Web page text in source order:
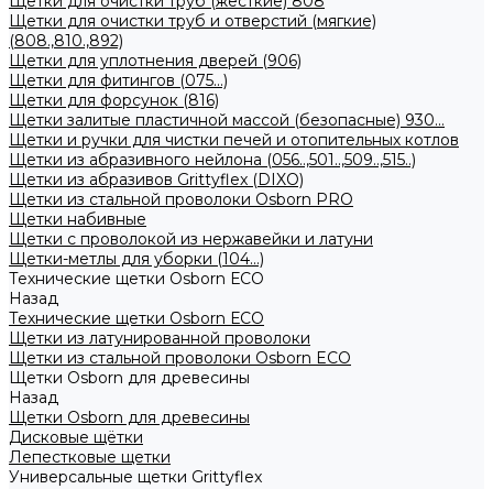
Щетки для очистки труб и отверстий (мягкие)
(808.,810.,892)
Щетки для уплотнения дверей (906)
Щетки для фитингов (075...)
Щетки для форсунок (816)
Щетки залитые пластичной массой (безопасные) 930...
Щетки и ручки для чистки печей и отопительных котлов
Щетки из абразивного нейлона (056..,501..,509..,515..)
Щетки из абразивов Grittyflex (DIXO)
Щетки из стальной проволоки Osborn PRO
Щетки набивные
Щетки с проволокой из нержавейки и латуни
Щетки-метлы для уборки (104...)
Технические щетки Osborn ЕСО
Назад
Технические щетки Osborn ЕСО
Щетки из латунированной проволоки
Щетки из стальной проволоки Osborn ECO
Щетки Osborn для древесины
Назад
Щетки Osborn для древесины
Дисковые щётки
Лепестковые щетки
Универсальные щетки Grittyflex